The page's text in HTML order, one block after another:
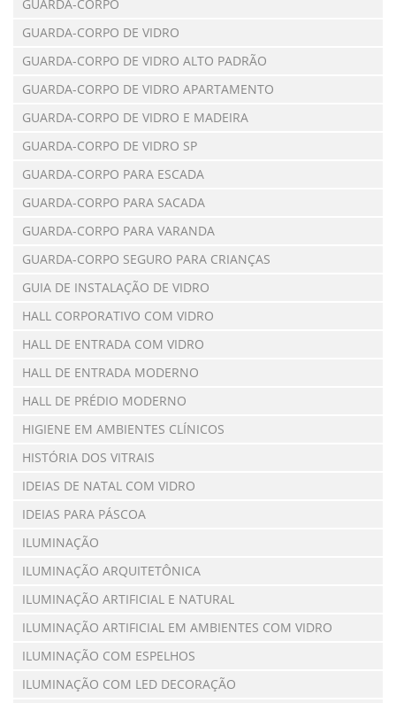
GUARDA-CORPO
GUARDA-CORPO DE VIDRO
GUARDA-CORPO DE VIDRO ALTO PADRÃO
GUARDA-CORPO DE VIDRO APARTAMENTO
GUARDA-CORPO DE VIDRO E MADEIRA
GUARDA-CORPO DE VIDRO SP
GUARDA-CORPO PARA ESCADA
GUARDA-CORPO PARA SACADA
GUARDA-CORPO PARA VARANDA
GUARDA-CORPO SEGURO PARA CRIANÇAS
GUIA DE INSTALAÇÃO DE VIDRO
HALL CORPORATIVO COM VIDRO
HALL DE ENTRADA COM VIDRO
HALL DE ENTRADA MODERNO
HALL DE PRÉDIO MODERNO
HIGIENE EM AMBIENTES CLÍNICOS
HISTÓRIA DOS VITRAIS
IDEIAS DE NATAL COM VIDRO
IDEIAS PARA PÁSCOA
ILUMINAÇÃO
ILUMINAÇÃO ARQUITETÔNICA
ILUMINAÇÃO ARTIFICIAL E NATURAL
ILUMINAÇÃO ARTIFICIAL EM AMBIENTES COM VIDRO
ILUMINAÇÃO COM ESPELHOS
ILUMINAÇÃO COM LED DECORAÇÃO